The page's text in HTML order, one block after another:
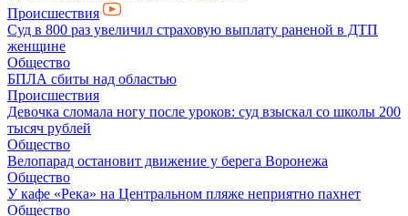
Происшествия
Суд в 800 раз увеличил страховую выплату раненой в ДТП
женщине
Общество
БПЛА сбиты над областью
Происшествия
Девочка сломала ногу после уроков: суд взыскал со школы 200
тысяч рублей
Общество
Велопарад остановит движение у берега Воронежа
Общество
У кафе «Река» на Центральном пляже неприятно пахнет
Общество